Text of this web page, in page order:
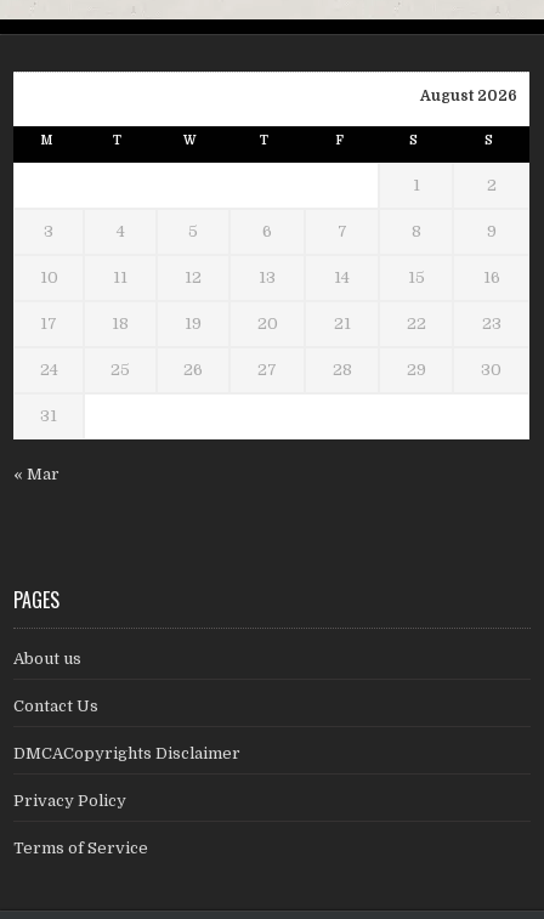
August 2026
M T W T F S S
1 2
3 4 5 6 7 8 9
10 11 12 13 14 15 16
17 18 19 20 21 22 23
24 25 26 27 28 29 30
31
« Mar
PAGES
About us
Contact Us
DMCACopyrights Disclaimer
Privacy Policy
Terms of Service